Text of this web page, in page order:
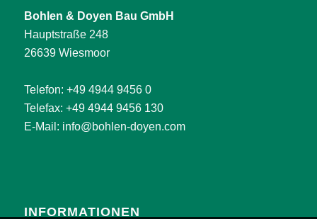
Bohlen & Doyen Bau GmbH
Hauptstraße 248
26639 Wiesmoor
Telefon: +49 4944 9456 0
Telefax: +49 4944 9456 130
E-Mail: info@bohlen-doyen.com
INFORMATIONEN